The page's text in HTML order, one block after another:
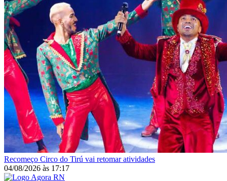
Recomeço Circo do Tirú vai retomar atividades
04/08/2026 às 17:17